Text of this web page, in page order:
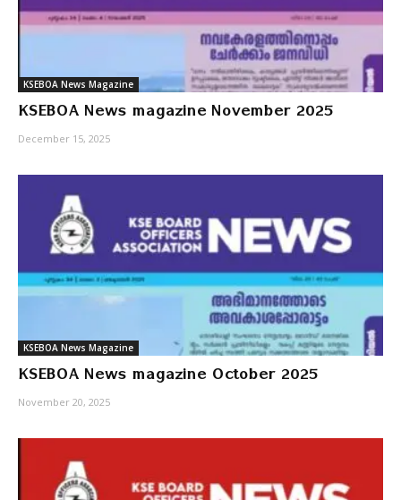
KSEBOA News Magazine
KSEBOA News magazine November 2025
December 15, 2025
KSEBOA News Magazine
KSEBOA News magazine October 2025
November 20, 2025